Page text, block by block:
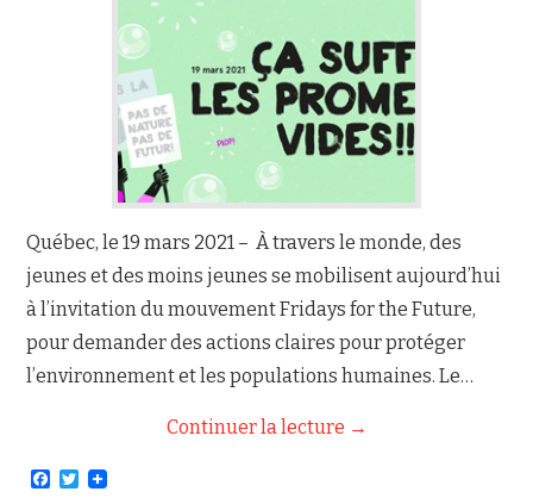
Québec, le 19 mars 2021 – À travers le monde, des
jeunes et des moins jeunes se mobilisent aujourd’hui
à l’invitation du mouvement Fridays for the Future,
pour demander des actions claires pour protéger
l’environnement et les populations humaines. Le…
Continuer la lecture →
F
T